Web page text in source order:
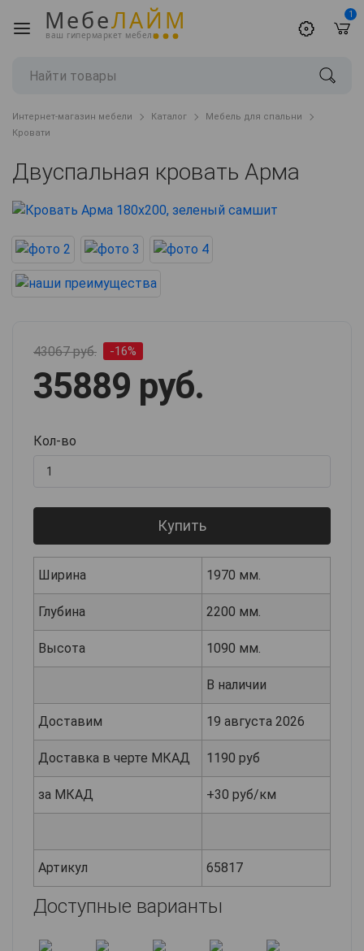
МебеЛАЙМ
ваш гипермаркет мебели
1
Интернет-магазин мебели Каталог
Мебель для спальни
Кровати
Двуспальная кровать Арма
43067 руб. -16%
35889 руб.
Кол-во
Купить
Ширина 1970 мм.
Глубина 2200 мм.
Высота 1090 мм.
В наличии
Доставим 19 августа 2026
Доставка в черте МКАД 1190 руб
за МКАД +30 руб/км
Артикул 65817
Доступные варианты